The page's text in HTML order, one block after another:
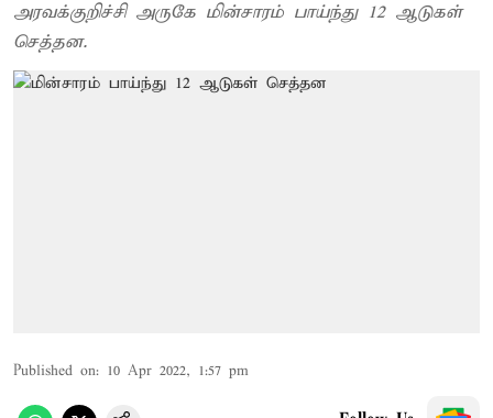
அரவக்குறிச்சி அருகே மின்சாரம் பாய்ந்து 12 ஆடுகள்
செத்தன.
Published on: 10 Apr 2022, 1:57 pm